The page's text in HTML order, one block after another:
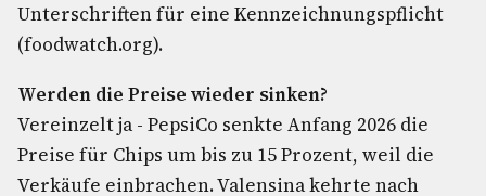
Unterschriften für eine Kennzeichnungspflicht
(foodwatch.org).
Werden die Preise wieder sinken?
Vereinzelt ja - PepsiCo senkte Anfang 2026 die
Preise für Chips um bis zu 15 Prozent, weil die
Verkäufe einbrachen. Valensina kehrte nach